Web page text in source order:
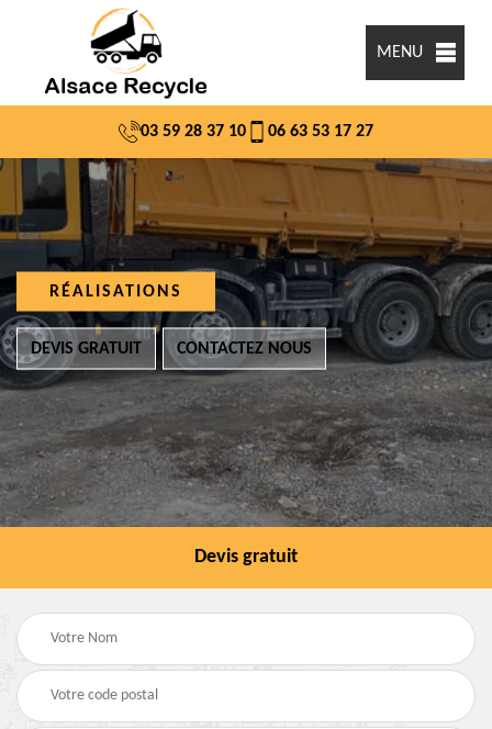
MENU
03 59 28 37 10 06 63 53 17 27
RÉALISATIONS
DEVIS GRATUIT CONTACTEZ NOUS
Devis gratuit